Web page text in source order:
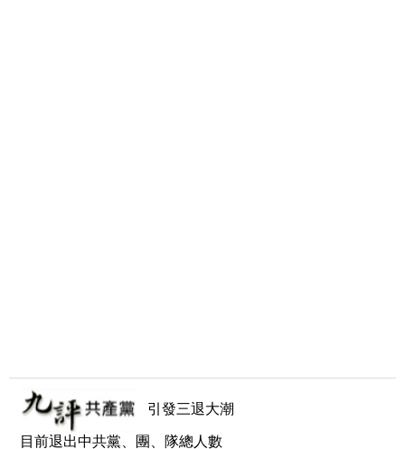
引發三退大潮
目前退出中共黨、團、隊總人數